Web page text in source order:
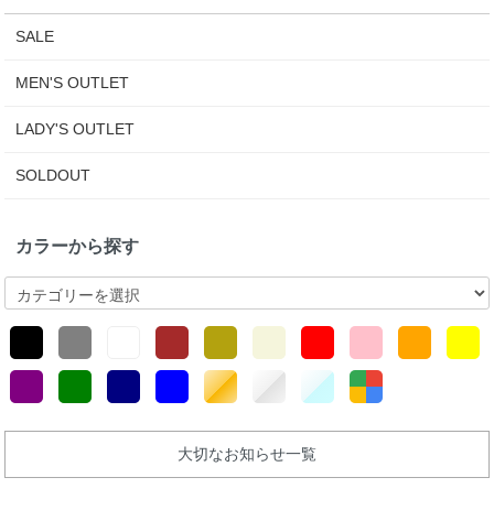
SALE
MEN'S OUTLET
LADY'S OUTLET
SOLDOUT
カラーから探す
大切なお知らせ一覧